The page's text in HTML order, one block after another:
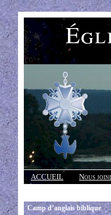
ACCUEIL Nous
Réponses
Camp d’anglais biblique